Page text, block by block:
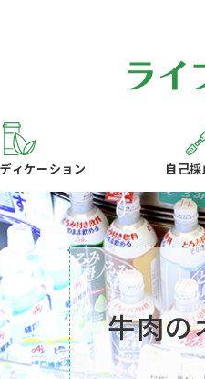
ィケーション 自己
牛肉の